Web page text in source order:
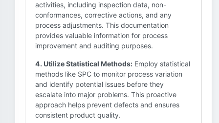
activities, including inspection data, non-
conformances, corrective actions, and any
process adjustments. This documentation
provides valuable information for process
improvement and auditing purposes.
4. Utilize Statistical Methods: Employ statistical
methods like SPC to monitor process variation
and identify potential issues before they
escalate into major problems. This proactive
approach helps prevent defects and ensures
consistent product quality.